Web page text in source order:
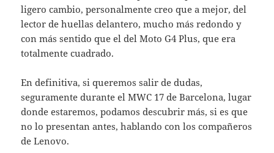
ligero cambio, personalmente creo que a mejor, del
lector de huellas delantero, mucho más redondo y
con más sentido que el del Moto G4 Plus, que era
totalmente cuadrado.
En definitiva, si queremos salir de dudas,
seguramente durante el MWC 17 de Barcelona, lugar
donde estaremos, podamos descubrir más, si es que
no lo presentan antes, hablando con los compañeros
de Lenovo.